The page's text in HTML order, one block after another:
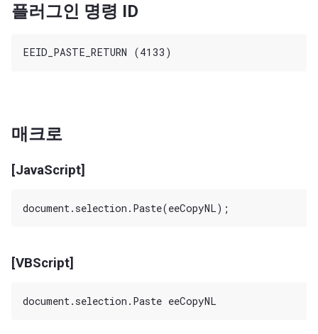
플러그인 명령 ID
매크로
[JavaScript]
[VBScript]